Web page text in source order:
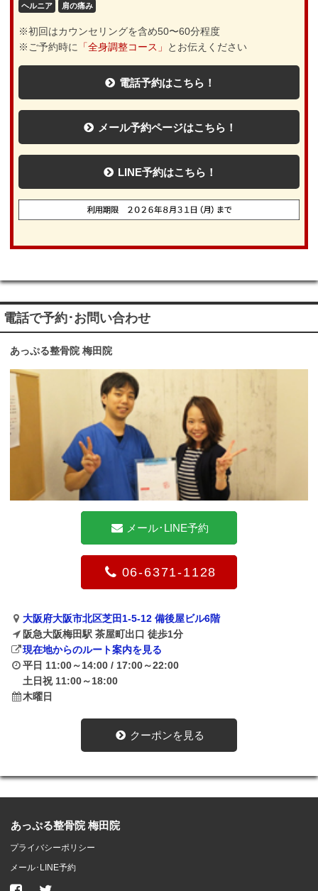
ヘルニア
肩の痛み
※初回はカウンセリングを含め50〜60分程度
※ご予約時に
「全身調整コース」 とお伝えください
電話予約はこちら！
メール予約ページはこちら！
LINE予約はこちら！
電話で予約･お問い合わせ
あっぷる整骨院 梅田院
メール･LINE予約
06-6371-1128
大阪府大阪市北区芝田1-5-12 備後屋ビル6階
阪急大阪梅田駅 茶屋町出口 徒歩1分
現在地からのルート案内を見る
平日 11:00～14:00 / 17:00～22:00
土日祝 11:00～18:00
木曜日
クーポンを見る
あっぷる整骨院 梅田院
プライバシーポリシー
メール･LINE予約